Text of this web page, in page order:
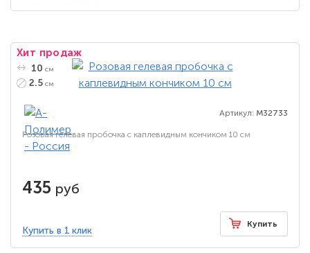
Хит продаж
10 см
2.5 см
Артикул: M32733
Розовая гелевая пробочка с каплевидным кончиком 10 см
435 руб
Купить в 1 клик
Купить